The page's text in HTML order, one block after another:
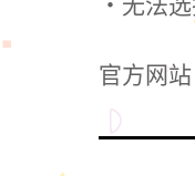
官方网站